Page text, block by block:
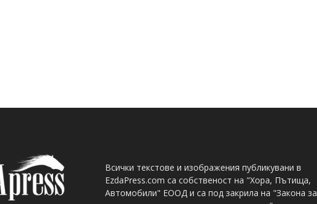
Всички текстове и изображения публикувани в
EzdaPress.com са собственост на "Хора, Пътища,
Автомобили" ЕООД и са под закрила на "Закона за